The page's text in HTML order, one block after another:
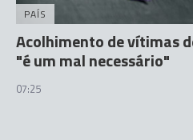
PAÍS
Acolhimento de vítimas
"é um mal necessário"
07:25